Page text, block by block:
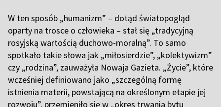
W ten sposób „humanizm” – dotąd światopogląd
oparty na trosce o człowieka – stał się „tradycyjną
rosyjską wartością duchowo-moralną”. To samo
spotkało takie słowa jak „miłosierdzie”, „kolektywizm”
czy „rodzina”, zauważyła Nowaja Gazieta. „Życie”, które
wcześniej definiowano jako „szczególną formę
istnienia materii, powstającą na określonym etapie jej
rozwoju”, przemieniło się w „okres trwania bytu